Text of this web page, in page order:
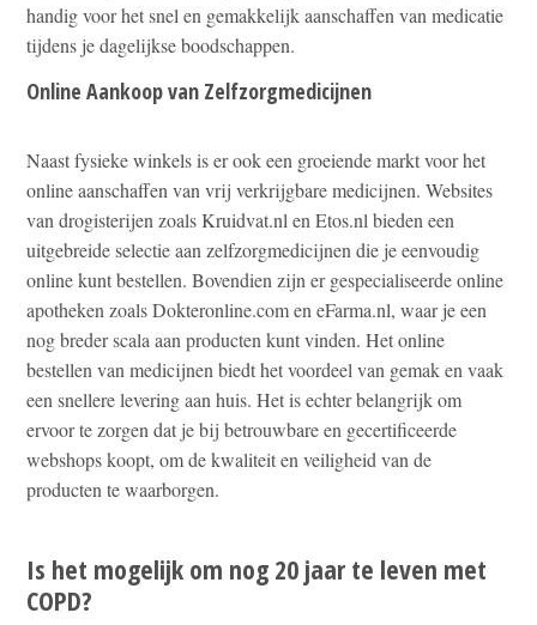
handig voor het snel en gemakkelijk aanschaffen van medicatie
tijdens je dagelijkse boodschappen.
Online Aankoop van Zelfzorgmedicijnen
Naast fysieke winkels is er ook een groeiende markt voor het
online aanschaffen van vrij verkrijgbare medicijnen. Websites
van drogisterijen zoals Kruidvat.nl en Etos.nl bieden een
uitgebreide selectie aan zelfzorgmedicijnen die je eenvoudig
online kunt bestellen. Bovendien zijn er gespecialiseerde online
apotheken zoals Dokteronline.com en eFarma.nl, waar je een
nog breder scala aan producten kunt vinden. Het online
bestellen van medicijnen biedt het voordeel van gemak en vaak
een snellere levering aan huis. Het is echter belangrijk om
ervoor te zorgen dat je bij betrouwbare en gecertificeerde
webshops koopt, om de kwaliteit en veiligheid van de
producten te waarborgen.
Is het mogelijk om nog 20 jaar te leven met
COPD?